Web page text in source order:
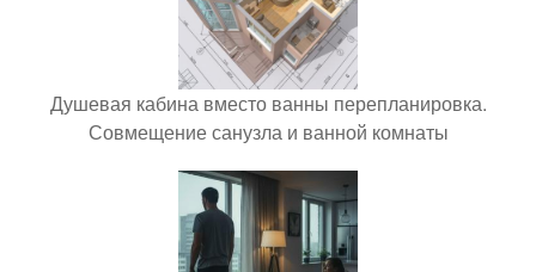
Душевая кабина вместо ванны перепланировка.
Совмещение санузла и ванной комнаты